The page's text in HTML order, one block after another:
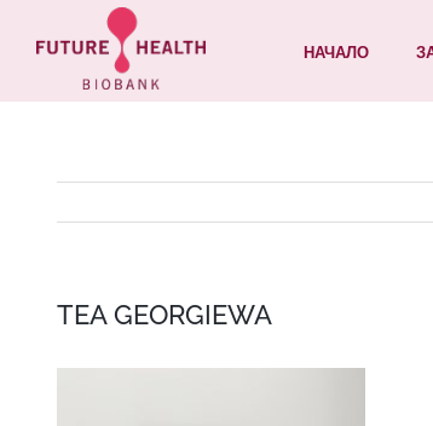
content
НАЧАЛО
TEA GEORGIEWA